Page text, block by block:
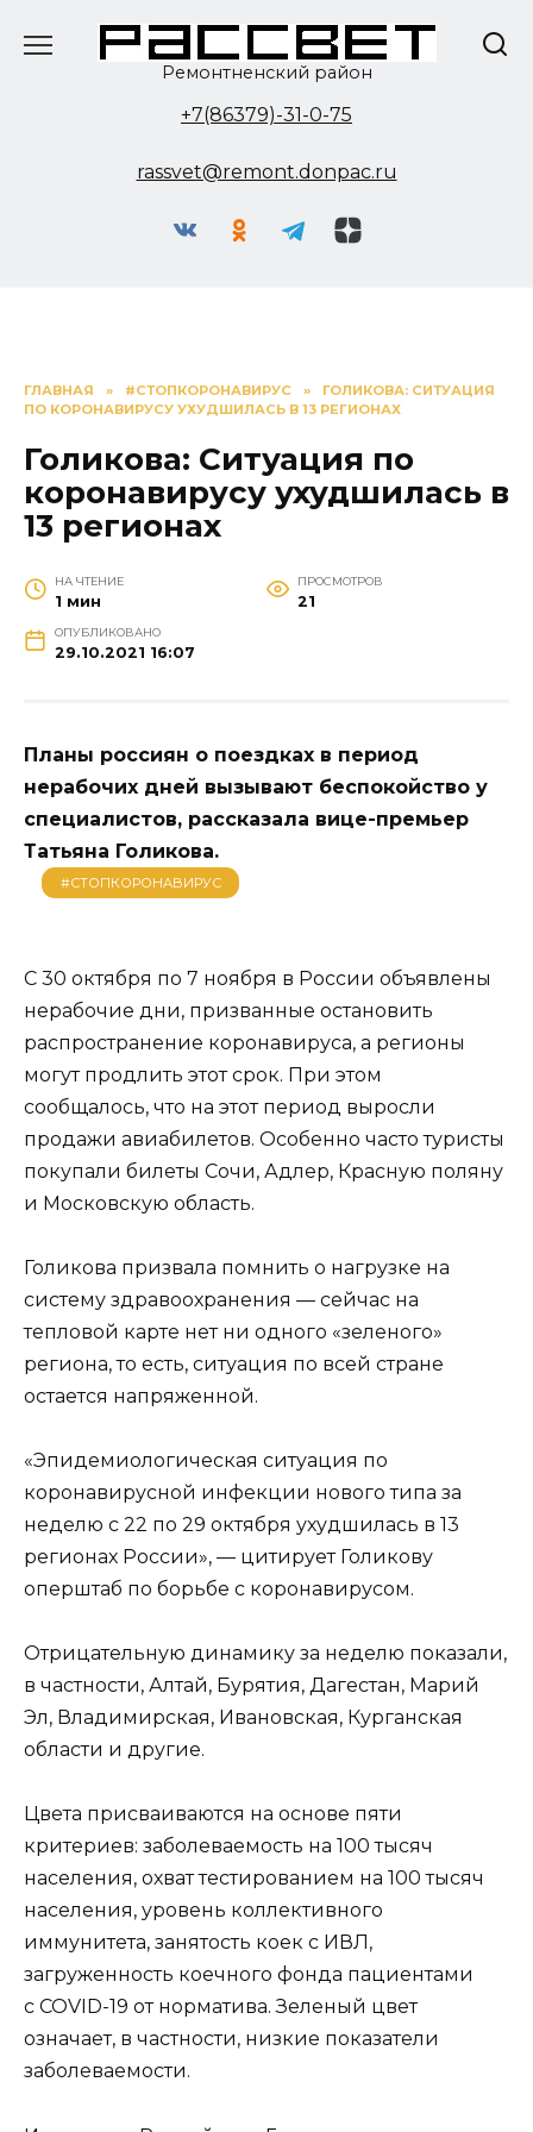
Ремонтненский район
+7(86379)-31-0-75
rassvet@remont.donpac.ru
ГЛАВНАЯ » #СТОПКОРОНАВИРУС »
ГОЛИКОВА: СИТУАЦИЯ
ПО КОРОНАВИРУСУ УХУДШИЛАСЬ В 13 РЕГИОНАХ
Голикова: Ситуация по
коронавирусу ухудшилась в
13 регионах
НА ЧТЕНИЕ
1 мин
ПРОСМОТРОВ
21
ОПУБЛИКОВАНО
29.10.2021 16:07
Планы россиян о поездках в период
нерабочих дней вызывают беспокойство у
специалистов, рассказала вице-премьер
Татьяна Голикова.
#СТОПКОРОНАВИРУС
С 30 октября по 7 ноября в России объявлены
нерабочие дни, призванные остановить
распространение коронавируса, а регионы
могут продлить этот срок. При этом
сообщалось, что на этот период выросли
продажи авиабилетов. Особенно часто туристы
покупали билеты Сочи, Адлер, Красную поляну
и Московскую область.
Голикова призвала помнить о нагрузке на
систему здравоохранения — сейчас на
тепловой карте нет ни одного «зеленого»
региона, то есть, ситуация по всей стране
остается напряженной.
«Эпидемиологическая ситуация по
коронавирусной инфекции нового типа за
неделю с 22 по 29 октября ухудшилась в 13
регионах России», — цитирует Голикову
оперштаб по борьбе с коронавирусом.
Отрицательную динамику за неделю показали,
в частности, Алтай, Бурятия, Дагестан, Марий
Эл, Владимирская, Ивановская, Курганская
области и другие.
Цвета присваиваются на основе пяти
критериев: заболеваемость на 100 тысяч
населения, охват тестированием на 100 тысяч
населения, уровень коллективного
иммунитета, занятость коек с ИВЛ,
загруженность коечного фонда пациентами
с COVID-19 от норматива. Зеленый цвет
означает, в частности, низкие показатели
заболеваемости.